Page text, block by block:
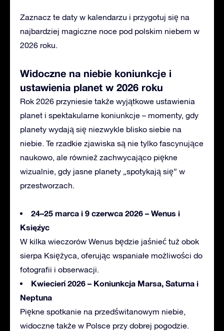
Zaznacz te daty w kalendarzu i przygotuj się na
najbardziej magiczne noce pod polskim niebem w
2026 roku.
Widoczne na niebie koniunkcje i
ustawienia planet w 2026 roku
Rok 2026 przyniesie także wyjątkowe ustawienia
planet i spektakularne koniunkcje – momenty, gdy
planety wydają się niezwykle blisko siebie na
niebie. Te rzadkie zjawiska są nie tylko fascynujące
naukowo, ale również zachwycająco piękne
wizualnie, gdy jasne planety „spotykają się” w
przestworzach.
24–25 marca i 9 czerwca 2026 – Wenus i
Księżyc
W kilka wieczorów Wenus będzie jaśnieć tuż obok
sierpa Księżyca, oferując wspaniałe możliwości do
fotografii i obserwacji.
Kwiecień 2026 – Koniunkcja Marsa, Saturna i
Neptuna
Piękne spotkanie na przedświtanowym niebie,
widoczne także w Polsce przy dobrej pogodzie.